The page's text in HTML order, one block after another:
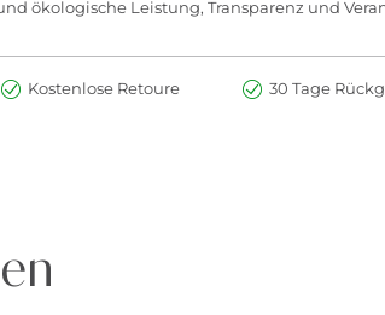
ökologische Leistung, Transparenz und
Kostenlose Retoure 30 Tage